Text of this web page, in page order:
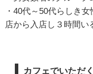
・40代～50代らしき
店から入店し３時間い
カフェでいただ